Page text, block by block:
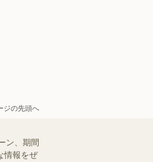
ジの先頭へ
ン、期間
情報をぜ